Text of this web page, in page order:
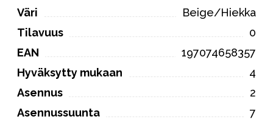
Väri
Beige/Hiekka
Tilavuus
0
EAN
197074658357
Hyväksytty mukaan
4
Asennus
2
Asennussuunta
7